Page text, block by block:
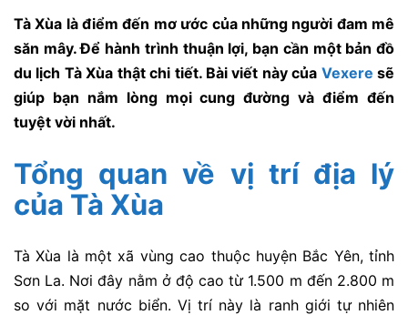
Tà Xùa là điểm đến mơ ước của những người đam mê
săn mây. Để hành trình thuận lợi, bạn cần một bản đồ
du lịch Tà Xùa thật chi tiết. Bài viết này của Vexere sẽ
giúp bạn nắm lòng mọi cung đường và điểm đến
tuyệt vời nhất.
Tổng quan về vị trí địa lý
của Tà Xùa
Tà Xùa là một xã vùng cao thuộc huyện Bắc Yên, tỉnh
Sơn La. Nơi đây nằm ở độ cao từ 1.500 m đến 2.800 m
so với mặt nước biển. Vị trí này là ranh giới tự nhiên